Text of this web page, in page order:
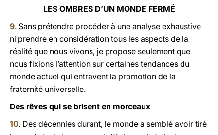
LES OMBRES D’UN MONDE FERMÉ
9. Sans prétendre procéder à une analyse exhaustive
ni prendre en considération tous les aspects de la
réalité que nous vivons, je propose seulement que
nous fixions l’attention sur certaines tendances du
monde actuel qui entravent la promotion de la
fraternité universelle.
Des rêves qui se brisent en morceaux
10. Des décennies durant, le monde a semblé avoir tiré